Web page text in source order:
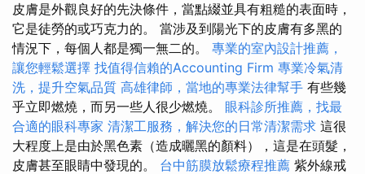
皮膚是外觀良好的先決條件，當點綴並具有粗糙的表面時，
它是徒勞的或巧克力的。 當涉及到陽光下的皮膚有多黑的
情況下，每個人都是獨一無二的。 專業的室內設計推薦，
讓您輕鬆選擇 找值得信賴的Accounting Firm 專業冷氣清
洗，提升空氣品質 高雄律師，當地的專業法律幫手 有些幾
乎立即燃燒，而另一些人很少燃燒。 眼科診所推薦，找最
合適的眼科專家 清潔工服務，解決您的日常清潔需求 這很
大程度上是由於黑色素（造成曬黑的顏料），這是在頭髮，
皮膚甚至眼睛中發現的。 台中筋膜放鬆療程推薦 紫外線戒